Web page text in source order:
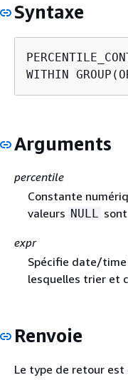
Syntaxe
WITHIN
Arguments
percentile
Constante
valeurs NULL
expr
Spécifie date/time
lesquelles trier et
Renvoie
Le type de retour